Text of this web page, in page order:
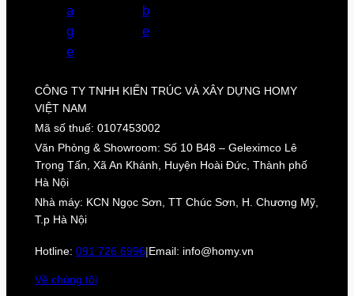
CÔNG TY TNHH KIẾN TRÚC VÀ XÂY DỰNG HOMY
VIỆT NAM
Mã số thuế: 0107453002
Văn Phòng & Showroom: Số 10 B48 – Geleximco Lê
Trọng Tấn, Xã An Khánh, Huyện Hoài Đức, Thành phố
Hà Nội
Nhà máy: KCN Ngọc Sơn, TT Chúc Sơn, H. Chương Mỹ,
T.p Hà Nội
Hotline: 091 726 6996|Email: info@homy.vn
Về chúng tôi